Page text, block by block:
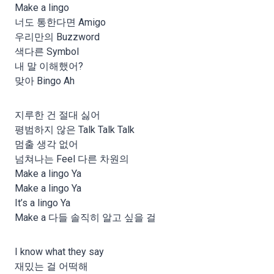
Make a lingo
너도 통한다면 Amigo
우리만의 Buzzword
색다른 Symbol
내 말 이해했어?
맞아 Bingo Ah
지루한 건 절대 싫어
평범하지 않은 Talk Talk Talk
멈출 생각 없어
넘쳐나는 Feel 다른 차원의
Make a lingo Ya
Make a lingo Ya
It’s a lingo Ya
Make a 다들 솔직히 알고 싶을 걸
I know what they say
재밌는 걸 어떡해